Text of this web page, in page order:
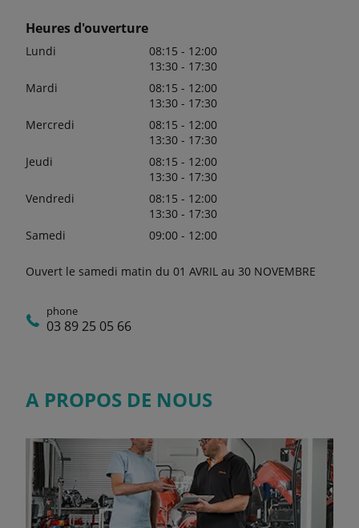
Heures d'ouverture
Lundi
08:15 - 12:00
13:30 - 17:30
Mardi
08:15 - 12:00
13:30 - 17:30
Mercredi
08:15 - 12:00
13:30 - 17:30
Jeudi
08:15 - 12:00
13:30 - 17:30
Vendredi
08:15 - 12:00
13:30 - 17:30
Samedi
09:00 - 12:00
Ouvert le samedi matin du 01 AVRIL au 30 NOVEMBRE
phone
03 89 25 05 66
A PROPOS DE NOUS